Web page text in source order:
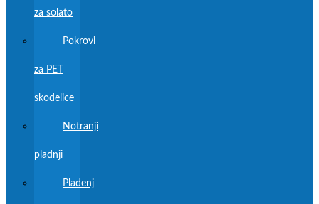
za solato
Pokrovi
za PET
skodelice
Notranji
pladnji
Pladenj